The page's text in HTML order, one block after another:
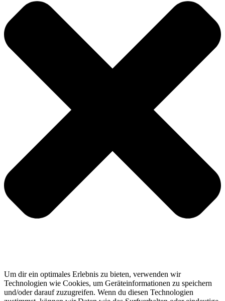
Um dir ein optimales Erlebnis zu bieten, verwenden wir
Technologien wie Cookies, um Geräteinformationen zu speichern
und/oder darauf zuzugreifen. Wenn du diesen Technologien